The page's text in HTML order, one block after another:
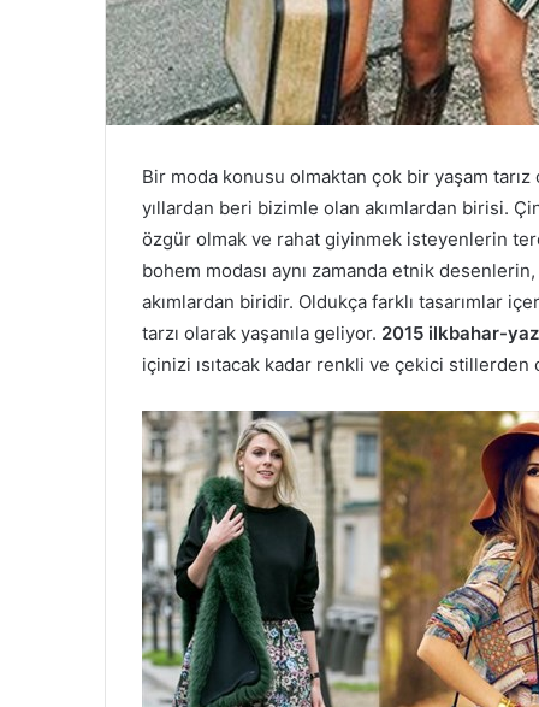
Bir moda konusu olmaktan çok bir yaşam
yıllardan beri bizimle olan akımlardan birisi.
özgür olmak ve rahat giyinmek isteyenlerin
bohem modası aynı zamanda etnik
akımlardan biridir. Oldukça farklı tasarımlar
tarzı olarak yaşanıla geliyor. 2015 ilkbahar-yaz
içinizi ısıtacak kadar renkli ve çekici stillerden